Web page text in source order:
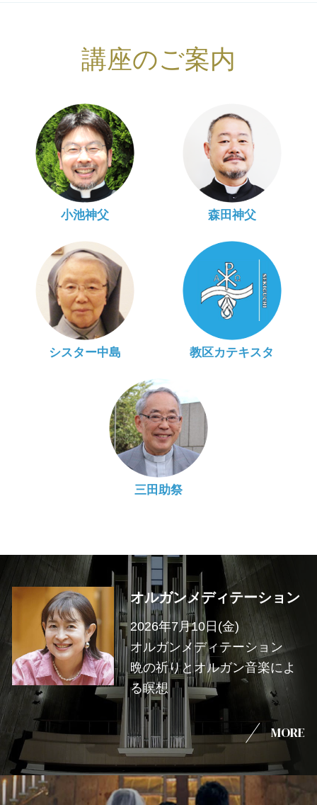
講座のご案内
小池神父 森田神父
シスター中島 教区カテキスタ
三田助祭
オルガンメディテーション
2026年7月10日(金)
オルガンメディテーション
晩の祈りとオルガン音楽によ
る瞑想
MORE